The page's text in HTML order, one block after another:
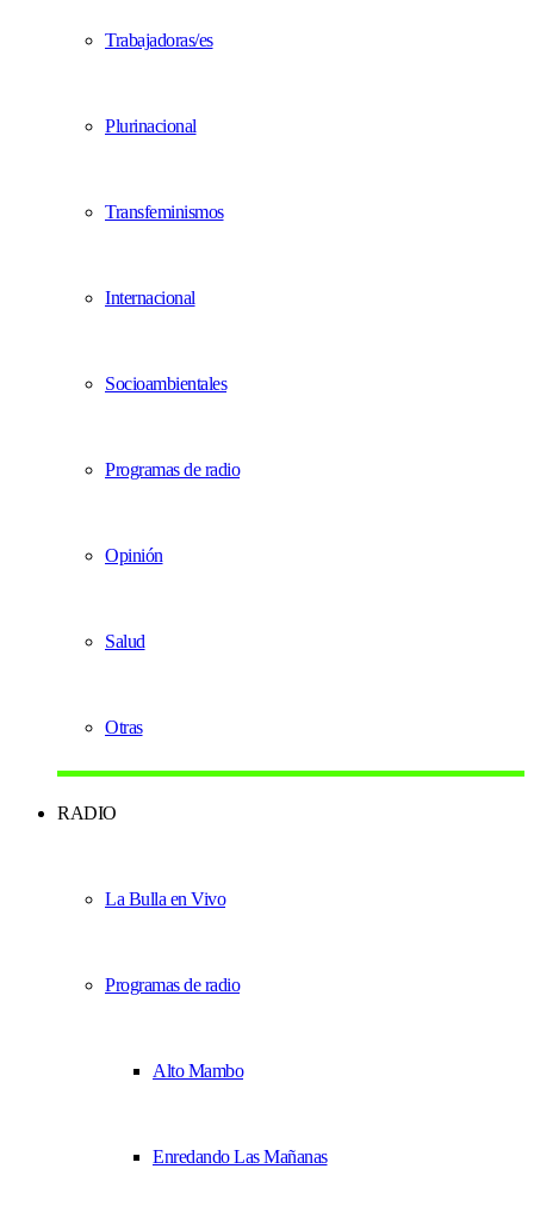
Trabajadoras/es
Plurinacional
Transfeminismos
Internacional
Socioambientales
Programas de radio
Opinión
Salud
Otras
RADIO
La Bulla en Vivo
Programas de radio
Alto Mambo
Enredando Las Mañanas